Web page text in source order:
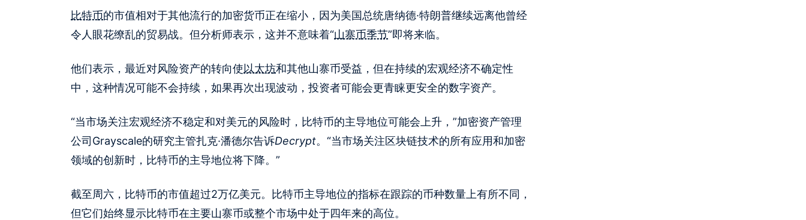
比特币的市值相对于其他流行的加密货币正在缩小，因为美国总统唐纳德·特朗普继续远离他曾经
令人眼花缭乱的贸易战。但分析师表示，这并不意味着“山寨币季节”即将来临。
他们表示，最近对风险资产的转向使以太坊和其他山寨币受益，但在持续的宏观经济不确定性
中，这种情况可能不会持续，如果再次出现波动，投资者可能会更青睐更安全的数字资产。
“当市场关注宏观经济不稳定和对美元的风险时，比特币的主导地位可能会上升，”加密资产管理
公司Grayscale的研究主管扎克·潘德尔告诉Decrypt。“当市场关注区块链技术的所有应用和加密
领域的创新时，比特币的主导地位将下降。”
截至周六，比特币的市值超过2万亿美元。比特币主导地位的指标在跟踪的币种数量上有所不同，
但它们始终显示比特币在主要山寨币或整个市场中处于四年来的高位。